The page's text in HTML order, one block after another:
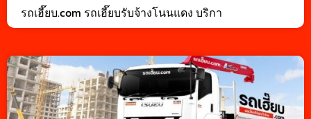
รถเฮี๊ยบ.com รถเฮี๊ยบรับจ้างโนนแดง บริกา